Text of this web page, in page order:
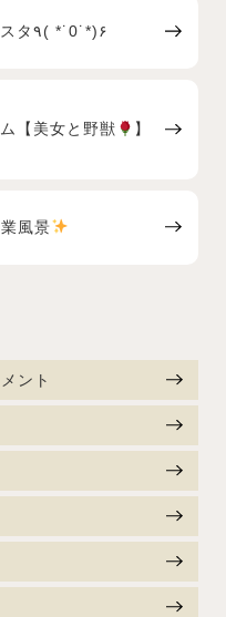
職業体験フェスタ٩( *˙0˙*)۶
【美女と野獣 】
風景
ント